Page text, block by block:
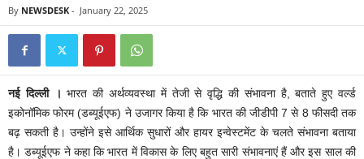
By NEWSDESK - January 22, 2025
नई दिल्ली । भारत की अर्थव्यवस्था में तेजी से वृद्धि की संभावना है, बताते हुए वर्ल्ड
इकोनॉमिक फोरम (डब्यूईएफ) ने उजागर किया है कि भारत की जीडीपी 7 से 8 फीसदी तक
बढ़ सकती है। उन्होंने इसे आर्थिक सुधारों और हायर इन्वेस्टमेंट के चलते संभावना बताया
है। डब्यूईएफ ने कहा कि भारत में विकास के लिए बहुत सारी संभावनाएं हैं और इस साल की